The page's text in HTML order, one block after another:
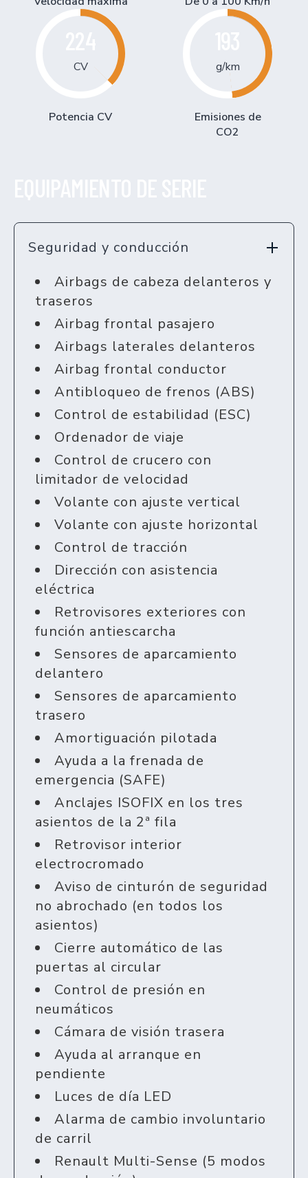
CV
Potencia CV
g/km
Emisiones de
CO2
Seguridad y conducción
Airbags de cabeza delanteros y
traseros
Airbag frontal pasajero
Airbags laterales delanteros
Airbag frontal conductor
Antibloqueo de frenos (ABS)
Control de estabilidad (ESC)
Ordenador de viaje
Control de crucero con
limitador de velocidad
Volante con ajuste vertical
Volante con ajuste horizontal
Control de tracción
Dirección con asistencia
eléctrica
Retrovisores exteriores con
función antiescarcha
Sensores de aparcamiento
delantero
Sensores de aparcamiento
trasero
Amortiguación pilotada
Ayuda a la frenada de
emergencia (SAFE)
Anclajes ISOFIX en los tres
asientos de la 2ª fila
Retrovisor interior
electrocromado
Aviso de cinturón de seguridad
no abrochado (en todos los
asientos)
Cierre automático de las
puertas al circular
Control de presión en
neumáticos
Cámara de visión trasera
Ayuda al arranque en
pendiente
Luces de día LED
Alarma de cambio involuntario
de carril
Renault Multi-Sense (5 modos